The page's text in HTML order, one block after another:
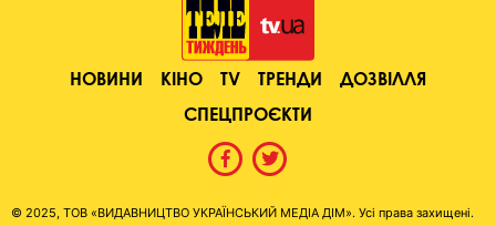
НОВИНИ КІНО TV ТРЕНДИ
ДОЗВІЛЛЯ
СПЕЦПРОЄКТИ
© 2025, ТОВ «ВИДАВНИЦТВО УКРАЇНСЬКИЙ МЕДІА ДІМ». Усі права захищені.